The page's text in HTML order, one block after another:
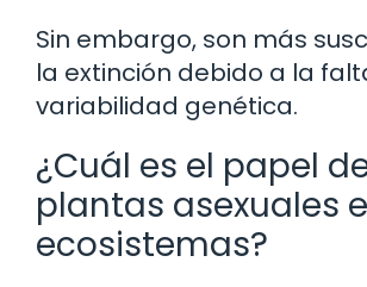
Sin embargo, son más
la extinción debido a la
variabilidad genética.
¿Cuál es el papel
plantas asexuales
ecosistemas?